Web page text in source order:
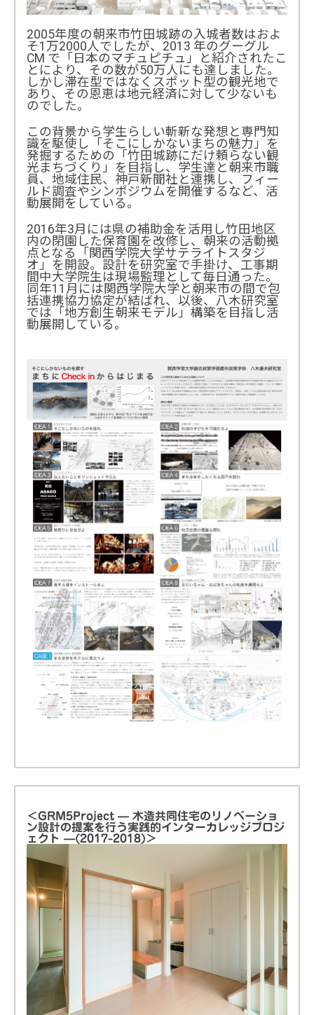
2005年度の朝来市竹田城跡の入城者数はおよ
そ1万2000人でしたが、2013 年のグーグル
CM で「日本のマチュピチュ」と紹介されたこ
とにより、その数が50万人にも達しました。
しかし滞在型ではなくスポット型の観光地で
あり、その恩恵は地元経済に対して少ないも
のでした。
この背景から学生らしい斬新な発想と専門知
識を駆使し「そこにしかないまちの魅力」を
発掘するための「竹田城跡にだけ頼らない観
光まちづくり」を目指し、学生達と朝来市職
員、地域住民、神戸新聞社と連携し、フィー
ルド調査やシンポジウムを開催するなど、活
動展開をしている。
2016年3月には県の補助金を活用し竹田地区
内の閉園した保育園を改修し、朝来の活動拠
点となる「関西学院大学サテライトスタジ
オ」を開設。設計を研究室で手掛け、工事期
間中大学院生は現場監理として毎日通った。
同年11月には関西学院大学と朝来市の間で包
括連携協力協定が結ばれ、以後、八木研究室
では「地方創生朝来モデル」構築を目指し活
動展開している。
＜GRM5Project — 木造共同住宅のリノベーショ
ン設計の提案を行う実践的インターカレッジプロジ
ェクト —(2017-2018)＞
プロジェクト情報